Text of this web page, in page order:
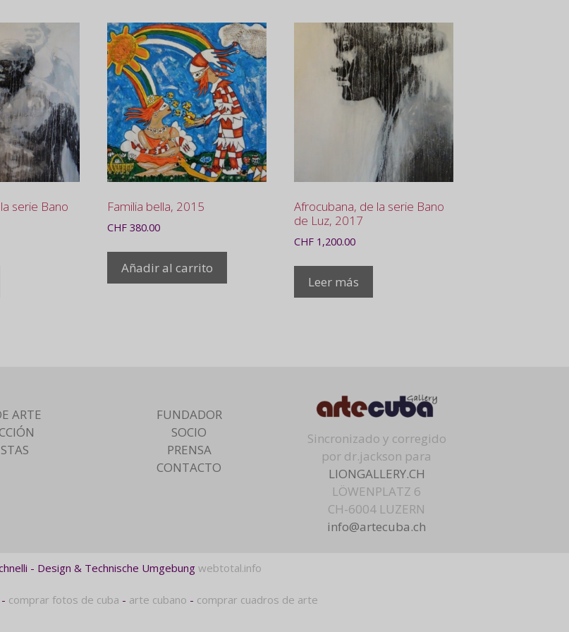
serie Bano
Familia bella, 2015
CHF 380.00
Añadir al carrito
Afrocubana, de la serie Bano
de Luz, 2017
CHF 1,200.00
Leer más
ARTE
FUNDADOR
SOCIO
PRENSA
CONTACTO
Sincronizado y corregido
por dr.jackson para
LIONGALLERY.CH
LÖWENPLATZ 6
CH-6004 LUZERN
info@artecuba.ch
- Design & Technische Umgebung webtotal.info
- comprar fotos de cuba - arte cubano - comprar cuadros de arte